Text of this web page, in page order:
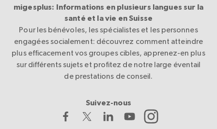
migesplus: Informations en plusieurs langues sur la
santé et la vie en Suisse
Pour les bénévoles, les spécialistes et les personnes
engagées socialement: découvrez comment atteindre
plus efficacement vos groupes cibles, apprenez-en plus
sur différents sujets et profitez de notre large éventail
de prestations de conseil.
Suivez-nous